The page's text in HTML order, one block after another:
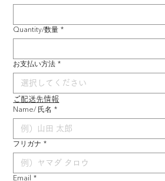
Quantity/数量 *
お支払い方法 *
ご配送先情報
Name/ 氏名 *
フリガナ *
Email *